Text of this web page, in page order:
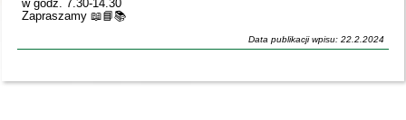
w godz. 7.30-14.30
Zapraszamy 📖📘📚
Data publikacji wpisu: 22.2.2024